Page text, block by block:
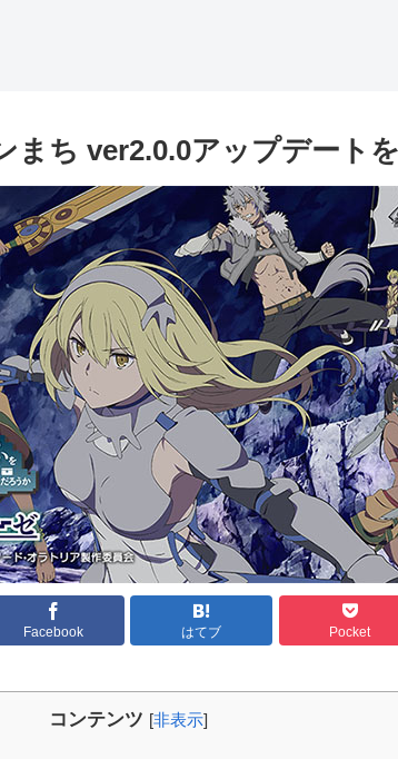
まち ver2.0.0アップデートを
Facebook はてブ Pocket
コンテンツ [非表示]